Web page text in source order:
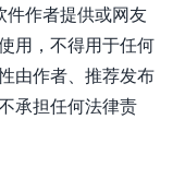
件作者提供或网友
用，不得用于任何
由作者、推荐发布
承担任何法律责